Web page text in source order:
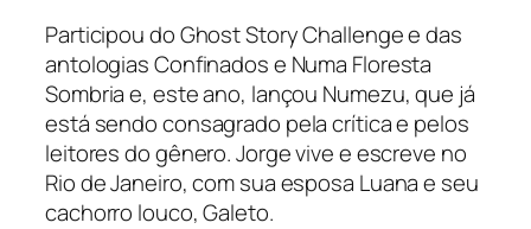
Participou do Ghost Story Challenge e das
antologias Confinados e Numa Floresta
Sombria e, este ano, lançou Numezu, que já
está sendo consagrado pela crítica e pelos
leitores do gênero. Jorge vive e escreve no
Rio de Janeiro, com sua esposa Luana e seu
cachorro louco, Galeto.